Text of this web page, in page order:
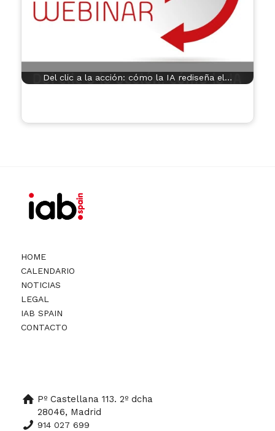
Del clic a la acción: cómo la IA rediseña el…
HOME
CALENDARIO
NOTICIAS
LEGAL
IAB SPAIN
CONTACTO
Pº Castellana 113. 2º dcha
28046, Madrid
914 027 699